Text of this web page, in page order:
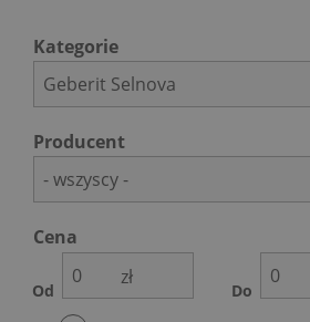
Kategorie
Geberit Selnova
Producent
- wszyscy -
Cena
Od
zł
Do